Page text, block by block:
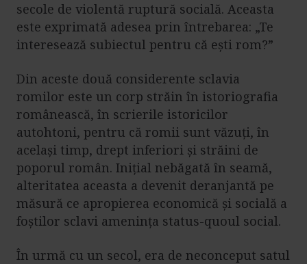
secole de violentă ruptură socială. Aceasta
este exprimată adesea prin întrebarea: „Te
interesează subiectul pentru că ești rom?”
Din aceste două considerente sclavia
romilor este un corp străin în istoriografia
românească, în scrierile istoricilor
autohtoni, pentru că romii sunt văzuți, în
același timp, drept inferiori și străini de
poporul român. Inițial nebăgată în seamă,
alteritatea aceasta a devenit deranjantă pe
măsură ce apropierea economică și socială a
foștilor sclavi amenința status-quoul social.
În urmă cu un secol, era de neconceput satul